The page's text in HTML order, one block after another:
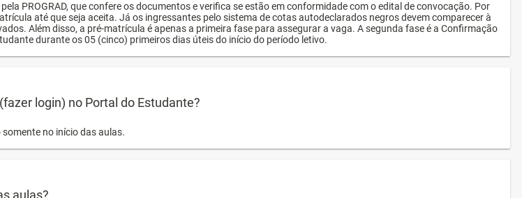
PROGRAD, que confere os documentos e verifica se estão em conformidade com o edital de convocação. Por
até que seja aceita. Já os ingressantes pelo sistema de cotas autodeclarados negros devem comparecer à
Além disso, a pré-matrícula é apenas a primeira fase para assegurar a vaga. A segunda fase é a Confirmação
durante os 05 (cinco) primeiros dias úteis do início do período letivo.
login) no Portal do Estudante?
no início das aulas.
aulas?